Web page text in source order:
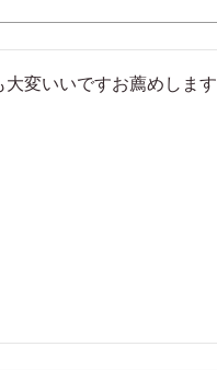
変いいですお薦めします